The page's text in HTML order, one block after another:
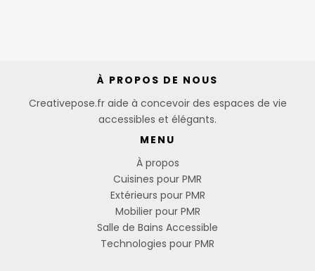
À PROPOS DE NOUS
Creativepose.fr aide à concevoir des espaces de vie
accessibles et élégants.
MENU
À propos
Cuisines pour PMR
Extérieurs pour PMR
Mobilier pour PMR
Salle de Bains Accessible
Technologies pour PMR